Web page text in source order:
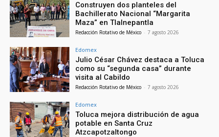
Construyen dos planteles del
Bachillerato Nacional “Margarita
Maza” en Tlalnepantla
Redacción Rotativo de México - 7 agosto 2026
Edomex
Julio César Chávez destaca a Toluca
como su “segunda casa” durante
visita al Cabildo
Redacción Rotativo de México - 7 agosto 2026
Edomex
Toluca mejora distribución de agua
potable en Santa Cruz
Atzcapotzaltongo